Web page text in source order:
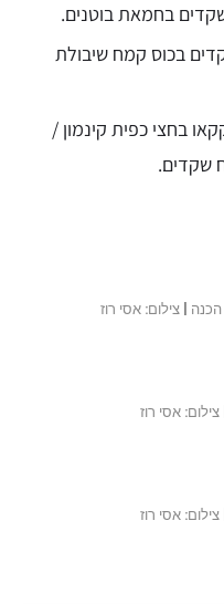
בחמאת בוטנים.
בכוס קמח שיבולת
בחצי כפית קינמון /
| צילום: אסי רוז
אסי רוז
אסי רוז